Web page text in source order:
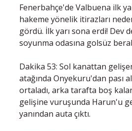
Fenerbahçe'de Valbuena ilk
hakeme yönelik itirazları
gördü. İlk yarı sona erdi! Dev
soyunma odasına golsüz
Dakika 53: Sol kanattan
atağında Onyekuru'dan pası
ortaladı, arka tarafta boş
gelişine vuruşunda Harun'u
yanından auta çıktı.